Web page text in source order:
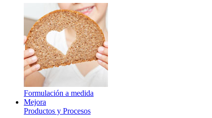
Formulación a medida
Mejora
Productos y Procesos